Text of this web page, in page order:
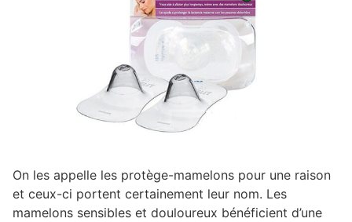
On les appelle les protège-mamelons pour une raison
et ceux-ci portent certainement leur nom. Les
mamelons sensibles et douloureux bénéficient d’une